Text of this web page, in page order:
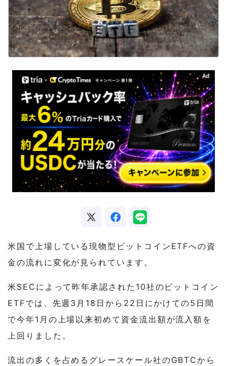
米国で上場している現物型ビットコインETFへの資
金の流れに変化が見られています。
米SECによって昨年承認された10社のビットコイン
ETFでは、先週3月18日から22日にかけての5日間
で今年1月の上場以来初めて資金流出額が流入額を
上回りました。
流出の多くを占めるグレースケール社のGBTCから